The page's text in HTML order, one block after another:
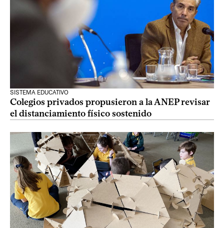
SISTEMA EDUCATIVO
Colegios privados propusieron a la ANEP revisar
el distanciamiento físico sostenido